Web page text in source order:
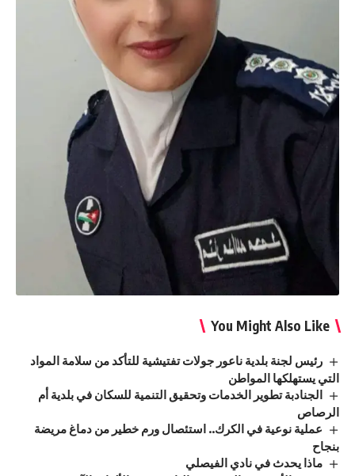
You Might Also Like
رئيس لجنة بلدية ناعور جولات تفتيشية للتأكد من سلامة المواد
التي يستهلكها المواطن
الجنادبة تطوير الخدمات وتحقيق التنمية للسكان في بلدية أم
الرصاص
عملية نوعية في الكرك.. استئصال ورم خطير من دماغ مريضة
بنجاح
ماذا يحدث في نادي الفيصلي